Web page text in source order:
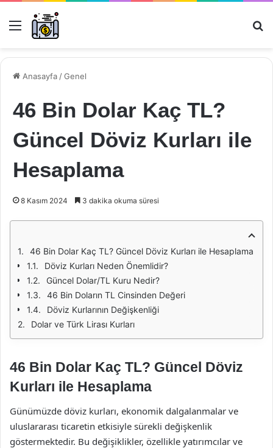
Menü
Anasayfa /Genel
46 Bin Dolar Kaç TL?
Güncel Döviz Kurları ile
Hesaplama
8 Kasım 2024 3 dakika okuma süresi
46 Bin Dolar Kaç TL? Güncel Döviz Kurları ile Hesaplama
Döviz Kurları Neden Önemlidir?
Güncel Dolar/TL Kuru Nedir?
46 Bin Doların TL Cinsinden Değeri
Döviz Kurlarının Değişkenliği
Dolar ve Türk Lirası Kurları
46 Bin Dolar Kaç TL? Güncel Döviz
Kurları ile Hesaplama
Günümüzde döviz kurları, ekonomik dalgalanmalar ve
uluslararası ticaretin etkisiyle sürekli değişkenlik
göstermektedir. Bu değişiklikler, özellikle yatırımcılar ve